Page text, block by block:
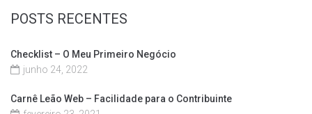
POSTS RECENTES
Checklist – O Meu Primeiro Negócio
junho 24, 2022
Carnê Leão Web – Facilidade para o Contribuinte